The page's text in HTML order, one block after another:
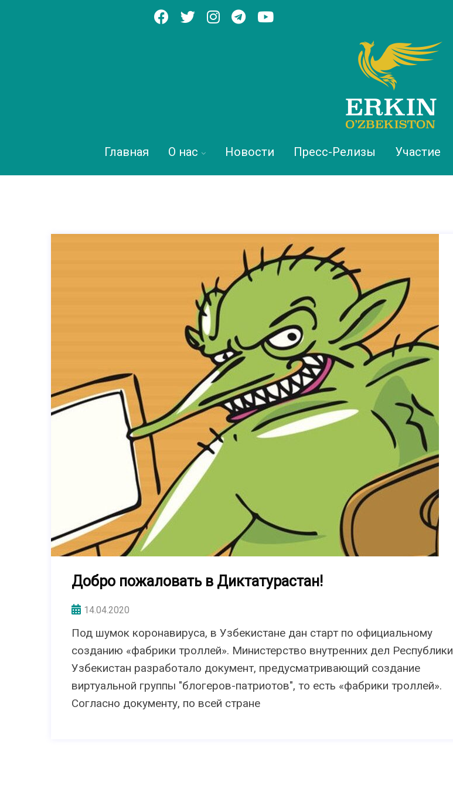
Главная О нас Новости Пресс-Релизы Участие
Добро пожаловать в Диктатурастан!
14.04.2020
Под шумок коронавируса, в Узбекистане дан старт по официальному
созданию «фабрики троллей». Министерство внутренних дел Республики
Узбекистан разработало документ, предусматривающий создание
виртуальной группы "блогеров-патриотов", то есть «фабрики троллей».
Согласно документу, по всей стране